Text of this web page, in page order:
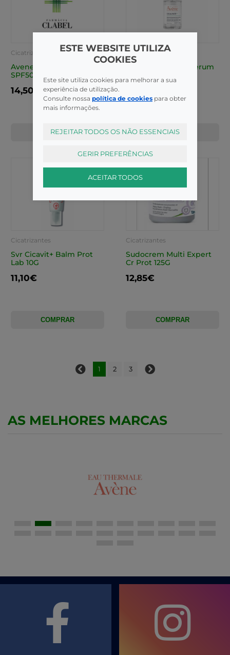
Cicatrizantes
Avene Cicalfate+ Cr
SPF50+ 30Ml
14,50€
COMPRAR
Cicatrizantes
Avene Cicalfate+ Serum
COMPRAR
Cicatrizantes
Svr Cicavit+ Balm Prot
Lab 10G
11,10€
COMPRAR
Cicatrizantes
Sudocrem Multi Expert
Cr Prot 125G
12,85€
COMPRAR
1 2 3
AS MELHORES MARCAS
ESTE WEBSITE UTILIZA
COOKIES
Este site utiliza cookies para melhorar a sua
experiência de utilização.
Consulte nossa política de cookies para obter
mais informações.
REJEITAR TODOS OS NÃO ESSENCIAIS
GERIR PREFERÊNCIAS
ACEITAR TODOS